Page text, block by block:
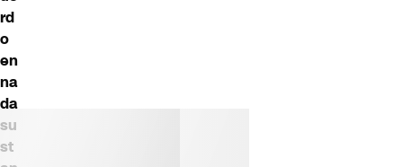
rd
o
en
na
da
su
st